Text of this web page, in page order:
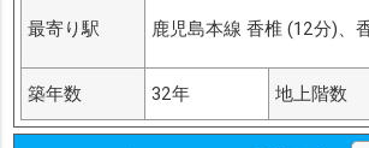
最寄り駅 鹿児島本線 香椎 (12分)、
築年数 32年 地上階数